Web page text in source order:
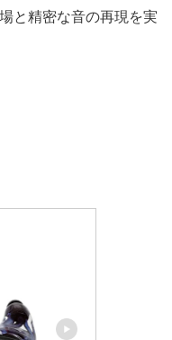
と精密な音の再現を実